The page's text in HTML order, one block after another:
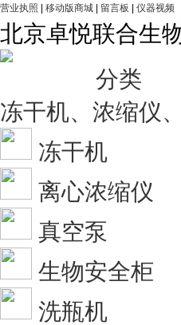
营业执照 移动版商城 留言板 仪器视频
北京卓悦联合生
分类
冻干机、浓缩仪
冻干机
离心浓缩仪
真空泵
生物安全柜
洗瓶机